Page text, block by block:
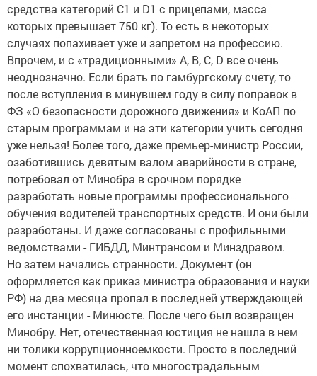
средства категорий С1 и D1 с прицепами, масса
которых превышает 750 кг). То есть в некоторых
случаях попахивает уже и запретом на профессию.
Впрочем, и с «традиционными» А, В, С, D все очень
неоднозначно. Если брать по гамбургскому счету, то
после вступления в минувшем году в силу поправок в
ФЗ «О безопасности дорожного движения» и КоАП по
старым программам и на эти категории учить сегодня
уже нельзя! Более того, даже премьер-министр России,
озаботившись девятым валом аварийности в стране,
потребовал от Минобра в срочном порядке
разработать новые программы профессионального
обучения водителей транспортных средств. И они были
разработаны. И даже согласованы с профильными
ведомствами - ГИБДД, Минтрансом и Минздравом.
Но затем начались странности. Документ (он
оформляется как приказ министра образования и науки
РФ) на два месяца пропал в последней утверждающей
его инстанции - Минюсте. После чего был возвращен
Минобру. Нет, отечественная юстиция не нашла в нем
ни толики коррупционноемкости. Просто в последний
момент спохватилась, что многострадальным